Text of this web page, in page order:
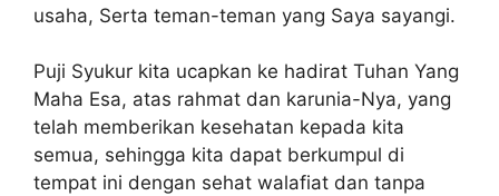
usaha, Serta teman-teman yang Saya sayangi.
Puji Syukur kita ucapkan ke hadirat Tuhan Yang
Maha Esa, atas rahmat dan karunia-Nya, yang
telah memberikan kesehatan kepada kita
semua, sehingga kita dapat berkumpul di
tempat ini dengan sehat walafiat dan tanpa